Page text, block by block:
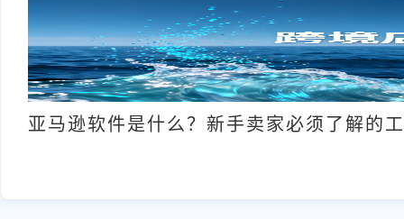
亚马逊软件是什么？新手卖家必须了解的